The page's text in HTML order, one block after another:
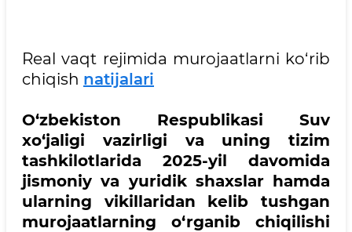
Real vaqt rejimida murojaatlarni ko‘rib
chiqish natijalari
O‘zbekiston Respublikasi Suv
xo‘jaligi vazirligi va uning tizim
tashkilotlarida 2025-yil davomida
jismoniy va yuridik shaxslar hamda
ularning vikillaridan kelib tushgan
murojaatlarning o‘rganib chiqilishi